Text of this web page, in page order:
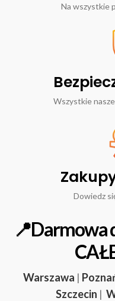
Na wszystkie
Wszystkie
Dowiedz
📍Darmowa
Warszawa |
Szczecin |